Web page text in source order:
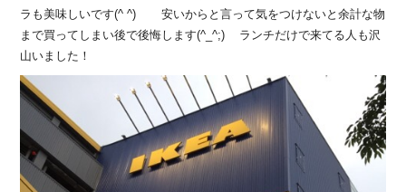
ラも美味しいです(^ ^) 安いからと言って気をつけないと余計な物
まで買ってしまい後で後悔します(^_^;) ランチだけで来てる人も沢
山いました！